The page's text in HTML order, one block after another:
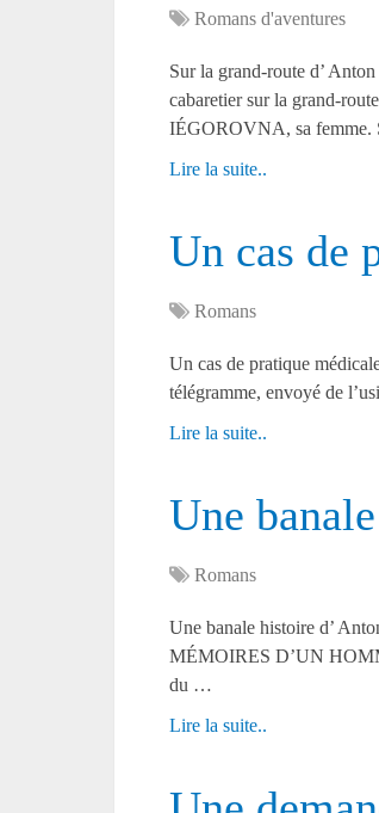
Romans d'aventures
Sur la grand-route d’
cabaretier sur la grand-
IÉGOROVNA, sa
Lire la suite..
Un cas de
Romans
Un cas de pratique
télégramme, envoyé de
Lire la suite..
Une
Romans
Une banale histoire d’
MÉMOIRES D’UN
du …
Lire la suite..